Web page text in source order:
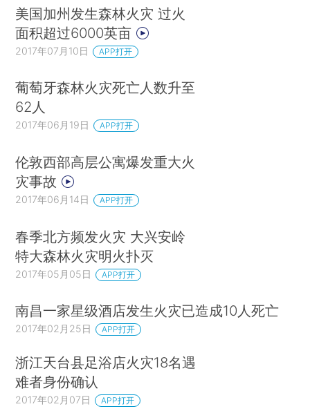
美国加州发生森林火灾 过火
面积超过6000英亩
2017年07月10日 APP打开
葡萄牙森林火灾死亡人数升至
62人
2017年06月19日 APP打开
伦敦西部高层公寓爆发重大火
灾事故
2017年06月14日 APP打开
春季北方频发火灾 大兴安岭
特大森林火灾明火扑灭
2017年05月05日 APP打开
南昌一家星级酒店发生火灾已造成10人死亡
2017年02月25日 APP打开
浙江天台县足浴店火灾18名遇
难者身份确认
2017年02月07日 APP打开